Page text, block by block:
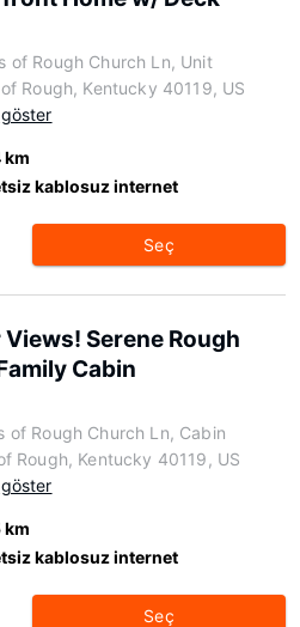
of Rough Church Ln, Unit
of Rough, Kentucky 40119, US
km
kablosuz internet
Seç
Serene Rough
Cabin
of Rough Church Ln, Cabin
Rough, Kentucky 40119, US
km
kablosuz internet
Seç